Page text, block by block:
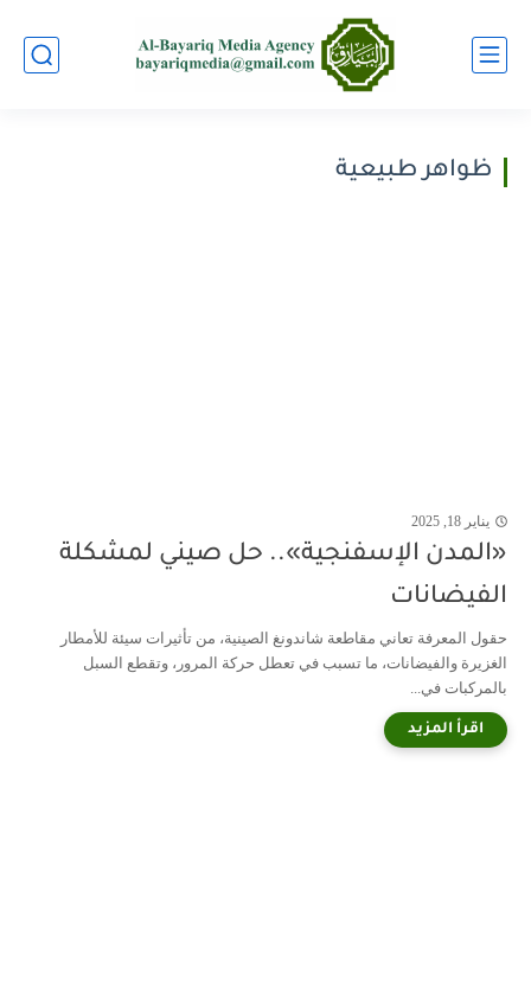
ظواهر طبيعية
يناير 18, 2025
«المدن الإسفنجية».. حل صيني لمشكلة
الفيضانات
حقول المعرفة تعاني مقاطعة شاندونغ الصينية، من تأثيرات سيئة للأمطار
الغزيرة والفيضانات، ما تسبب في تعطل حركة المرور، وتقطع السبل
بالمركبات في...